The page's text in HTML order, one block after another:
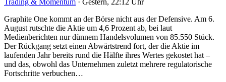
Graphite One kommt an der Börse nicht aus der Defensive. Am 6.
August rutschte die Aktie um 4,6 Prozent ab, bei laut
Medienberichten nur dünnem Handelsvolumen von 85.550 Stück.
Der Rückgang setzt einen Abwärtstrend fort, der die Aktie im
laufenden Jahr bereits rund die Hälfte ihres Wertes gekostet hat –
und das, obwohl das Unternehmen zuletzt mehrere regulatorische
Fortschritte verbuchen…